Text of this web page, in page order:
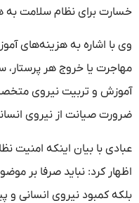
خسارت برای نظام سلامت به
وی با اشاره به هزینه‌های
مهاجرت یا خروج هر پرستار،
آموزش و تربیت نیروی
ضرورت صیانت از نیروی
عبادی با بیان اینکه امنیت
اظهار کرد: نباید صرفا بر
بلکه کمبود نیروی انسانی و